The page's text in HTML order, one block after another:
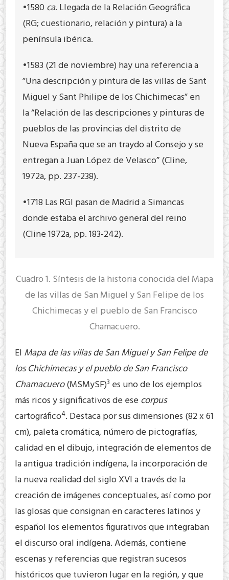
•1580 ca. Llegada de la Relación Geográfica
(RG; cuestionario, relación y pintura) a la
península ibérica.
•1583 (21 de noviembre) hay una referencia a
”Una descripción y pintura de las villas de Sant
Miguel y Sant Philipe de los Chichimecas” en
la “Relación de las descripciones y pinturas de
pueblos de las provincias del distrito de
Nueva España que se an traydo al Consejo y se
entregan a Juan López de Velasco” (Cline,
1972a, pp. 237-238).
•1718 Las RGI pasan de Madrid a Simancas
donde estaba el archivo general del reino
(Cline 1972a, pp. 183-242).
Cuadro 1. Síntesis de la historia conocida del Mapa
de las villas de San Miguel y San Felipe de los
Chichimecas y el pueblo de San Francisco
Chamacuero.
El Mapa de las villas de San Miguel y San Felipe de
los Chichimecas y el pueblo de San Francisco
Chamacuero(MSMySF)3 es uno de los ejemplos
más ricos y significativos de ese corpus
cartográfico4. Destaca por sus dimensiones (82 x 61
cm), paleta cromática, número de pictografías,
calidad en el dibujo, integración de elementos de
la antigua tradición indígena, la incorporación de
la nueva realidad del siglo XVI a través de la
creación de imágenes conceptuales, así como por
las glosas que consignan en caracteres latinos y
español los elementos figurativos que integraban
el discurso oral indígena. Además, contiene
escenas y referencias que registran sucesos
históricos que tuvieron lugar en la región, y que